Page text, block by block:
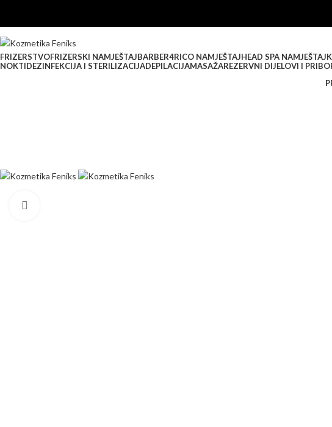
FRIZERSTVOFRIZERSKI NAMJEŠTAJBARBER4RICO NAMJEŠTAJHEAD SPA NAMJEŠTAJ
NOKTIDEZINFEKCIJA I STERILIZACIJADEPILACIJAMASAŽAREZERVNI DIJELOVI I